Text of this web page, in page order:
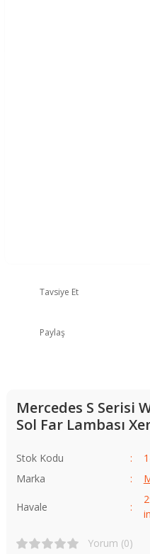
Tavsiye Et
Paylaş
Mercedes S Serisi
Sol Far Lambası
Stok Kodu
Marka
Havale
Yorum (0)